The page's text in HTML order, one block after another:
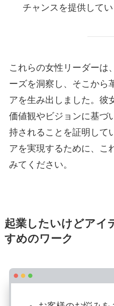
チャンスを提供してい
これらの女性リーダーは
ーズを洞察し、そこから
アを生み出しました。彼
価値観やビジョンに基づ
持されることを証明して
アを実現するために、こ
みてください。
起業したいけどアイ
すめのワーク